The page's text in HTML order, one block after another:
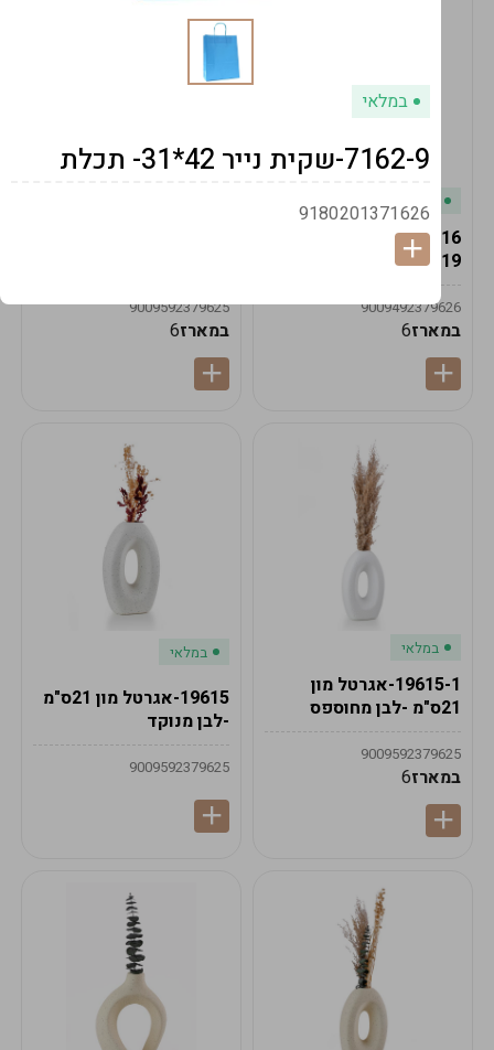
19616-אגרטל הרמס
19ס"מ -קרם
9009492379626
במארז6
9009592379625
במארז6
במלאי
19615-1-אגרטל מון
21ס"מ -לבן מחוספס
9009592379625
במארז6
במלאי
19615-אגרטל מון 21ס"מ
-לבן מנוקד
9009592379625
במלאי
7162-9-שקית נייר 42*31- תכלת
9180201371626